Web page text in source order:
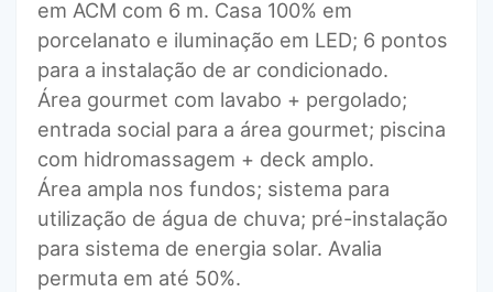
em ACM com 6 m. Casa 100% em
porcelanato e iluminação em LED; 6 pontos
para a instalação de ar condicionado.
Área gourmet com lavabo + pergolado;
entrada social para a área gourmet; piscina
com hidromassagem + deck amplo.
Área ampla nos fundos; sistema para
utilização de água de chuva; pré-instalação
para sistema de energia solar. Avalia
permuta em até 50%.